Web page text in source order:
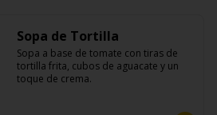
Sopa de Tortilla
Sopa a base de tomate con tiras de
tortilla frita, cubos de aguacate y un
toque de crema.